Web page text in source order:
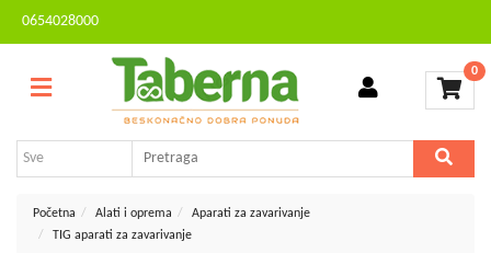
0654028000
0
Sve
bašta
kuću
Kontakt
Brendovi
AKCIJA
Početna Alati i oprema
Aparati za zavarivanje
TIG aparati za zavarivanje